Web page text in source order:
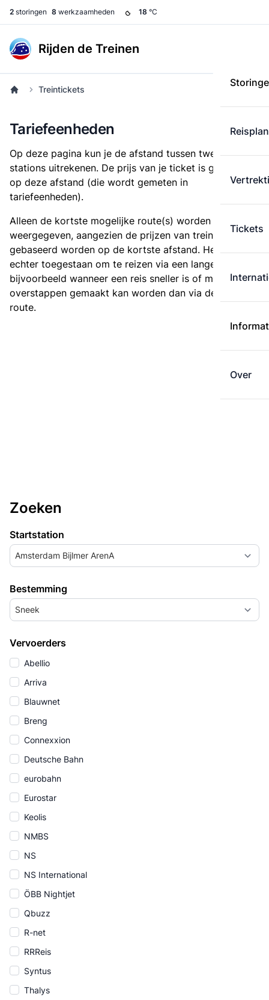
2 storingen 8 werkzaamheden 18 °C
Rijden de Treinen
Tickets
Over
Treintickets
Tariefeenheden
Op deze pagina kun je de afstand tussen twee
stations uitrekenen. De prijs van je ticket is gebaseerd
op deze afstand (die wordt gemeten in
tariefeenheden).
Alleen de kortste mogelijke route(s) worden
weergegeven, aangezien de prijzen van treintickets
gebaseerd worden op de kortste afstand. Het is
echter toegestaan om te reizen via een langere route,
bijvoorbeeld wanneer een reis sneller is of met minder
overstappen gemaakt kan worden dan via de kortste
route.
Zoeken
Startstation
Amsterdam Bijlmer ArenA
Bestemming
Sneek
Vervoerders
Abellio
Arriva
Blauwnet
Breng
Connexxion
Deutsche Bahn
eurobahn
Eurostar
Keolis
NMBS
NS
NS International
ÖBB Nightjet
Qbuzz
R-net
RRReis
Syntus
Thalys